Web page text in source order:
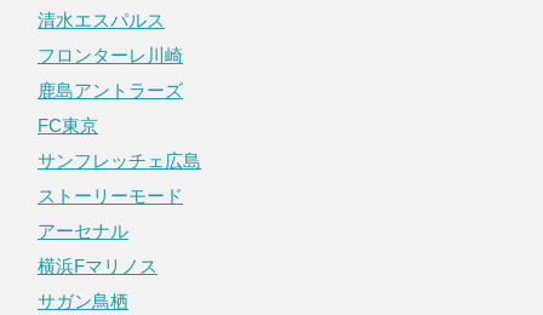
清水エスパルス
フロンターレ川崎
鹿島アントラーズ
FC東京
サンフレッチェ広島
ストーリーモード
アーセナル
横浜Fマリノス
サガン鳥栖